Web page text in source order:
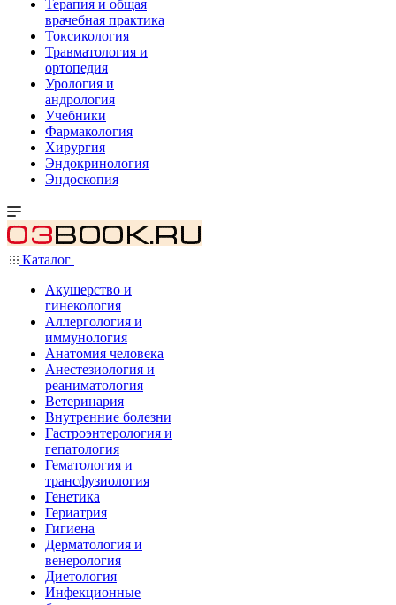
Терапия и общая
врачебная практика
Токсикология
Травматология и
ортопедия
Урология и
андрология
Учебники
Фармакология
Хирургия
Эндокринология
Эндоскопия
Каталог
Акушерство и
гинекология
Аллергология и
иммунология
Анатомия человека
Анестезиология и
реаниматология
Ветеринария
Внутренние болезни
Гастроэнтерология и
гепатология
Гематология и
трансфузиология
Генетика
Гериатрия
Гигиена
Дерматология и
венерология
Диетология
Инфекционные